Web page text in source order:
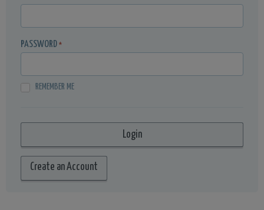
PASSWORD *
REMEMBER ME
Create an Account